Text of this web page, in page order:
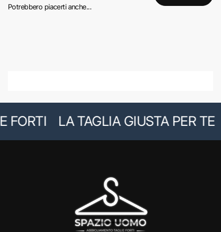
Potrebbero piacerti anche...
LA TAGLIA GIUSTA PER TE